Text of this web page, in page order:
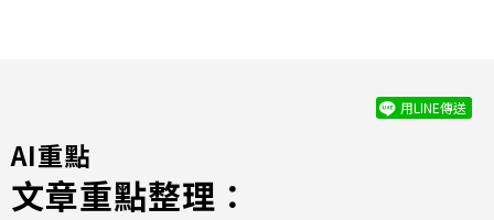
用LINE傳送
AI重點
文章重點整理：